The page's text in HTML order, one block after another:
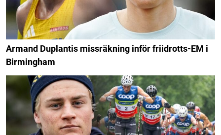
Armand Duplantis missräkning inför friidrotts-EM i
Birmingham